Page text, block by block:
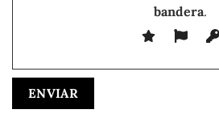
bandera.